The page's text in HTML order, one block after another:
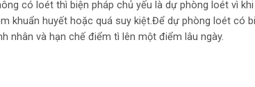
có loét thì biện pháp chủ yếu là dự phòng loét vì
khuẩn huyết hoặc quá suy kiệt.Để dự phòng loét có
nhân và hạn chế điểm tì lên một điểm lâu ngày.